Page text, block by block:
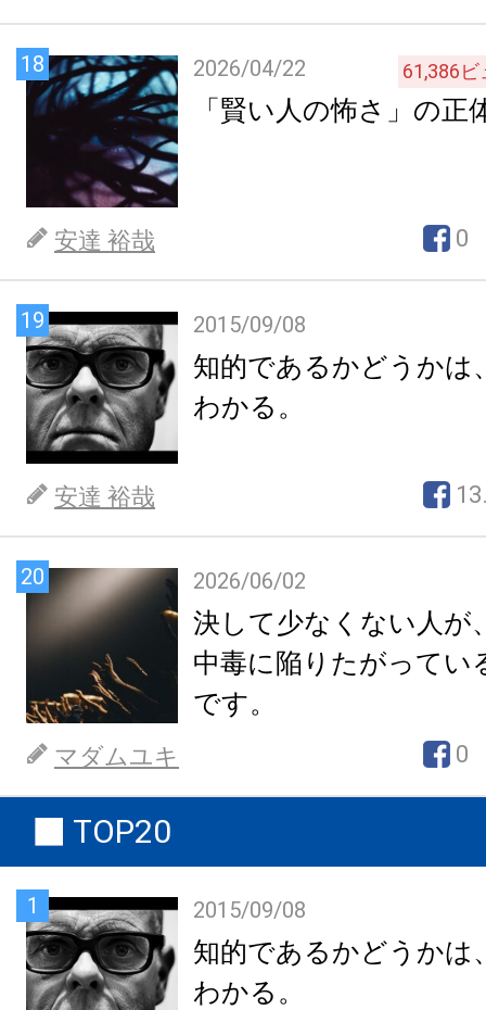
18 2026/04/22 61,386ビ
「賢い人の怖さ」の正
安達 裕哉 0
19 2015/09/08
知的であるかどうかは
わかる。
安達 裕哉
20 2026/06/02
決して少なくない人が
中毒に陥りたがってい
です。
マダムユキ 0
TOP20
1 2015/09/08
知的であるかどうかは
わかる。